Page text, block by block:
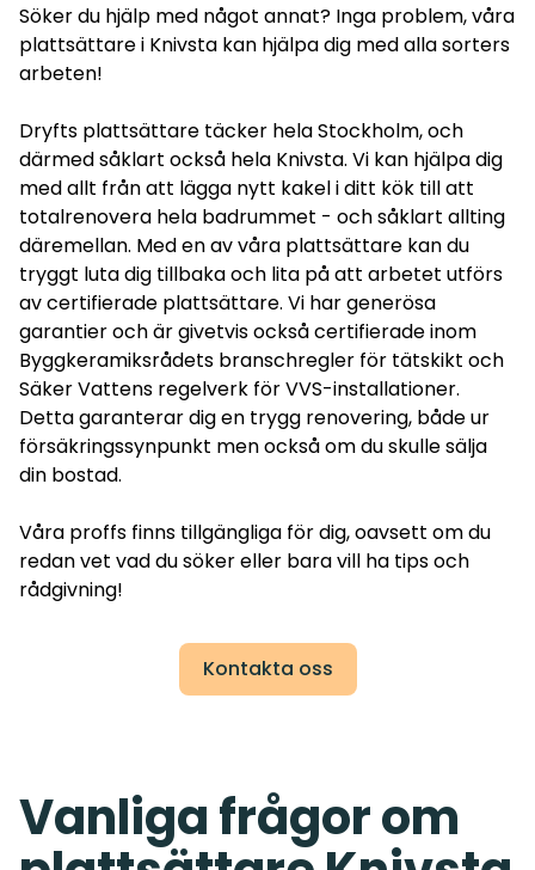
Söker du hjälp med något annat? Inga problem, våra
plattsättare i Knivsta kan hjälpa dig med alla sorters
arbeten!
Dryfts plattsättare täcker helaStockholm, och
därmed såklart också hela Knivsta. Vi kan hjälpa dig
med allt från att lägga nytt kakel i ditt kök till att
totalrenovera hela badrummet - och såklart allting
däremellan. Med en av våra plattsättare kan du
tryggt luta dig tillbaka och lita på att arbetet utförs
av certifierade plattsättare. Vi har generösa
garantier och är givetvis också certifierade inom
Byggkeramiksrådets branschregler för tätskikt och
Säker Vattens regelverk för VVS-installationer.
Detta garanterar dig en trygg renovering, både ur
försäkringssynpunkt men också om du skulle sälja
din bostad.
Våra proffs finns tillgängliga för dig, oavsett om du
redan vet vad du söker eller bara vill ha tips och
rådgivning!
Kontakta oss
Vanliga frågor om